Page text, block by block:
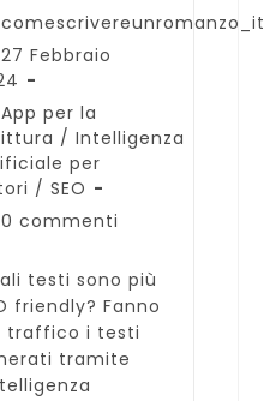
comescrivereunromanzo_it
27 Febbraio
App per la
/ Intelligenza
per
/ SEO
0 commenti
testi sono più
friendly? Fanno
traffico i testi
tramite